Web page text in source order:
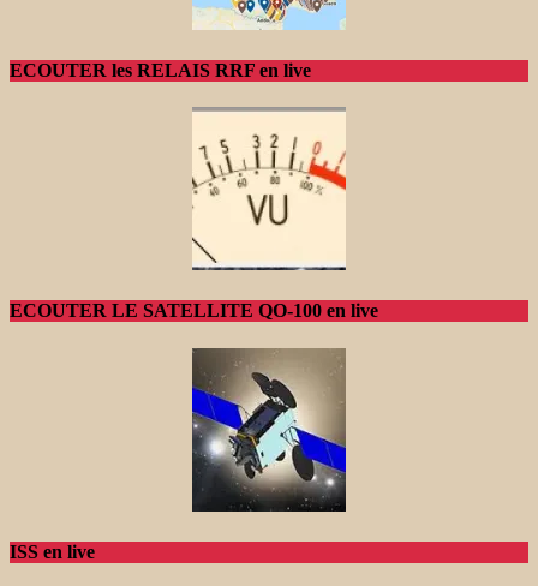
ECOUTER les RELAIS RRF en live
ECOUTER LE SATELLITE QO-100 en live
ISS en live